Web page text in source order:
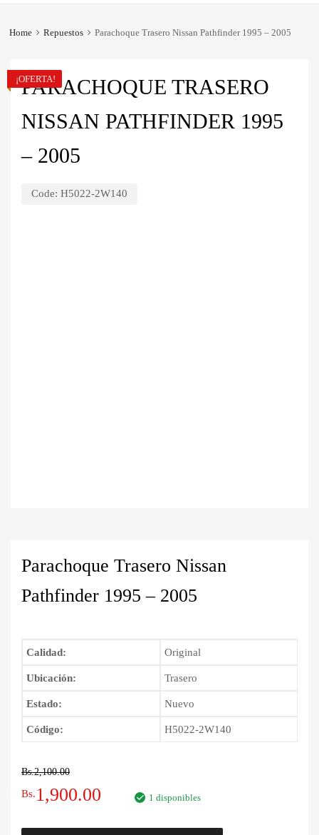
Home Repuestos Parachoque Trasero Nissan Pathfinder 1995 – 2005
PARACHOQUE TRASERO
NISSAN PATHFINDER 1995
– 2005
Code: H5022-2W140
¡OFERTA!
Parachoque Trasero Nissan
Pathfinder 1995 – 2005
Calidad: Original
Ubicación: Trasero
Estado: Nuevo
Código: H5022-2W140
Bs.2,100.00
El
precio
Bs.1,900.00
precio
1 disponibles